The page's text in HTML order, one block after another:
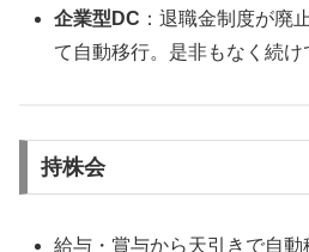
企業型DC ：退職金制度が廃
て自動移行。是非もなく続け
持株会
給与・賞与から天引きで自動